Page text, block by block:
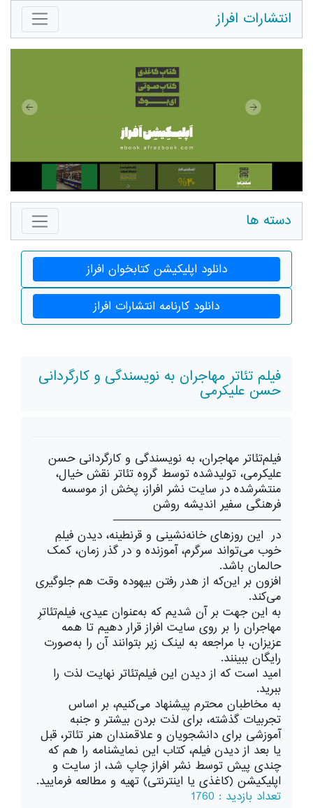
انتشارات افراز
دسته ها
دانلود اپلیکیشن کتابخوان افراز
دانلود کارنامه انتشارات افراز
فیلم تئاتر مهاجران به نویسندگی و کارگردانی
حسن علیکرمی
فیلم‌تئاتر مهاجران، به نویسندگی و کارگردانی حسن
علیکرمی، تولیدشده توسط گروه تئاتر نقش خیال،
منتشرشده در سایت نشر افراز، پخش از موسسه
فرهنگی سفیر اندیشه روشن
————————————————
در این روزهای خانه‌‌‌نشینی و قرنطینه، دیدن فیلمِ
خوب می‌تواند سرگرم،‌‌ آموزنده و در گذر زمان، کمک
حالمان باشد.
افزون بر این‌که از هدر رفتن بیهوده وقت هم جلوگیری
می‌کند.
به این جهت بر آن شدیم که به‌عنوان عیدی، فیلم‌تئاترِ
مهاجران را بر روی سایت افراز قرار دهیم تا همه
عزیزان، با مراجعه به لینک زیر بتوانند آن را به‌صورت
رایگان ببینند.
امید است که از دیدن این فیلم‌تئاتر نهایت لذت را
ببرید.
به مخاطبان محترم پیشنهاد می‌کنیم، بر اساس
تجربیات گذشته، برای لذت بردن بیشتر و جنبه
آموزشی برای دانشجویان و علاقمندان هنر تئاتر، قبل
یا بعد از دیدن فیلم، کتاب این نمایشنامه را هم که
چندی پیش توسط نشر افراز چاپ شد، از سایت و
اپلیکیشن (کاغذی یا اینترنتی) تهیه و مطالعه فرمایید.
تعداد بازدید : 1760